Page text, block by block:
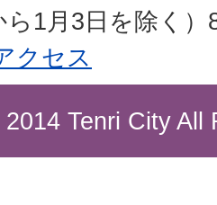
ら1月3日を除く
クセス
Tenri City All